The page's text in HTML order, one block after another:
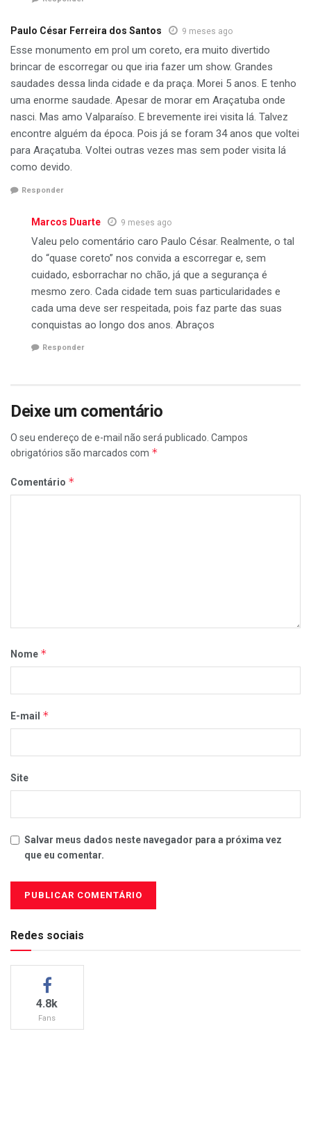
Paulo César Ferreira dos Santos 9 meses ago
Esse monumento em prol um coreto, era muito divertido
brincar de escorregar ou que iria fazer um show. Grandes
saudades dessa linda cidade e da praça. Morei 5 anos. E tenho
uma enorme saudade. Apesar de morar em Araçatuba onde
nasci. Mas amo Valparaíso. E brevemente irei visita lá. Talvez
encontre alguém da época. Pois já se foram 34 anos que voltei
para Araçatuba. Voltei outras vezes mas sem poder visita lá
como devido.
Responder
Marcos Duarte 9 meses ago
Valeu pelo comentário caro Paulo César. Realmente, o tal
do “quase coreto” nos convida a escorregar e, sem
cuidado, esborrachar no chão, já que a segurança é
mesmo zero. Cada cidade tem suas particularidades e
cada uma deve ser respeitada, pois faz parte das suas
conquistas ao longo dos anos. Abraços
Responder
Deixe um comentário
O seu endereço de e-mail não será publicado. Campos
obrigatórios são marcados com *
Comentário *
Nome *
E-mail *
Site
Salvar meus dados neste navegador para a próxima vez
que eu comentar.
Redes sociais
4.8k
Fans